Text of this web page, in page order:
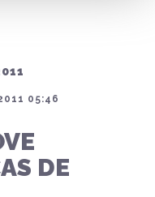
05:46
DE